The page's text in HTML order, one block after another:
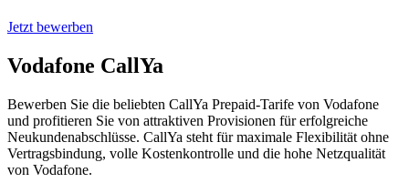
Jetzt bewerben
Vodafone CallYa
Bewerben Sie die beliebten CallYa Prepaid-Tarife von Vodafone
und profitieren Sie von attraktiven Provisionen für erfolgreiche
Neukundenabschlüsse. CallYa steht für maximale Flexibilität ohne
Vertragsbindung, volle Kostenkontrolle und die hohe Netzqualität
von Vodafone.